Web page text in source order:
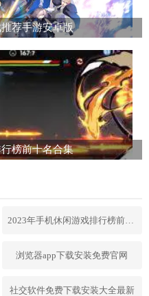
荐手游安卓版
榜前十名合集
2023年手机休闲游戏排行榜前十名
浏览器app下载安装免费官网
社交软件免费下载安装大全最新